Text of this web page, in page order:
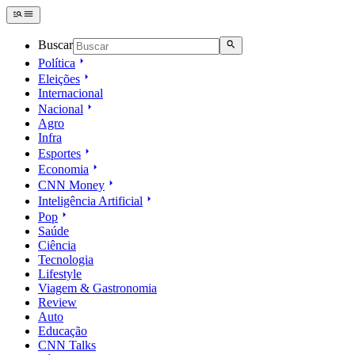
Buscar
Política
Eleições
Internacional
Nacional
Agro
Infra
Esportes
Economia
CNN Money
Inteligência Artificial
Pop
Saúde
Ciência
Tecnologia
Lifestyle
Viagem & Gastronomia
Review
Auto
Educação
CNN Talks